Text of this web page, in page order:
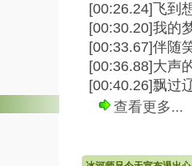
[00:26.24]飞到
[00:30.20]我的
[00:33.67]伴随
[00:36.88]大声
[00:40.26]飘过
查看更多...